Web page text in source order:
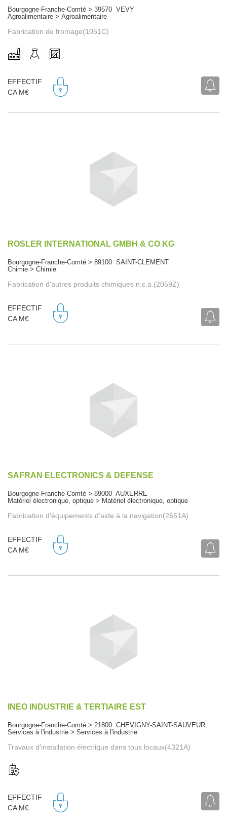
Bourgogne-Franche-Comté > 39570 VEVY
Agroalimentaire > Agroalimentaire
Fabrication de fromage(1051C)
EFFECTIF
CA M€
ROSLER INTERNATIONAL GMBH & CO KG
Bourgogne-Franche-Comté > 89100 SAINT-CLEMENT
Chimie > Chimie
Fabrication d'autres produits chimiques n.c.a.(2059Z)
EFFECTIF
CA M€
SAFRAN ELECTRONICS & DEFENSE
Bourgogne-Franche-Comté > 89000 AUXERRE
Matériel électronique, optique > Matériel électronique, optique
Fabrication d'équipements d'aide à la navigation(2651A)
EFFECTIF
CA M€
INEO INDUSTRIE & TERTIAIRE EST
Bourgogne-Franche-Comté > 21800 CHEVIGNY-SAINT-SAUVEUR
Services à l'industrie > Services à l'industrie
Travaux d'installation électrique dans tous locaux(4321A)
EFFECTIF
CA M€